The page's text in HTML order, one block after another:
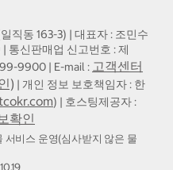
직동 163-3) | 대표자 : 조민수
통신판매업 신고번호 : 제
9900 | E-mail : 고객센터
) | 개인 정보 보호책임자 : 한
) | 호스팅제공자 :
확인
비스 운영(심사받지 않은 물